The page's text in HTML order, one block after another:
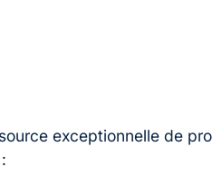
exceptionnelle de